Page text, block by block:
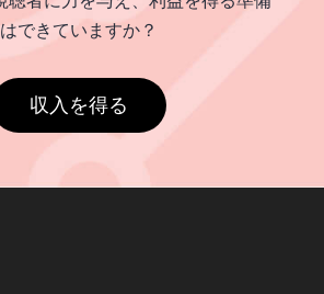
はできていますか？
収入を得る